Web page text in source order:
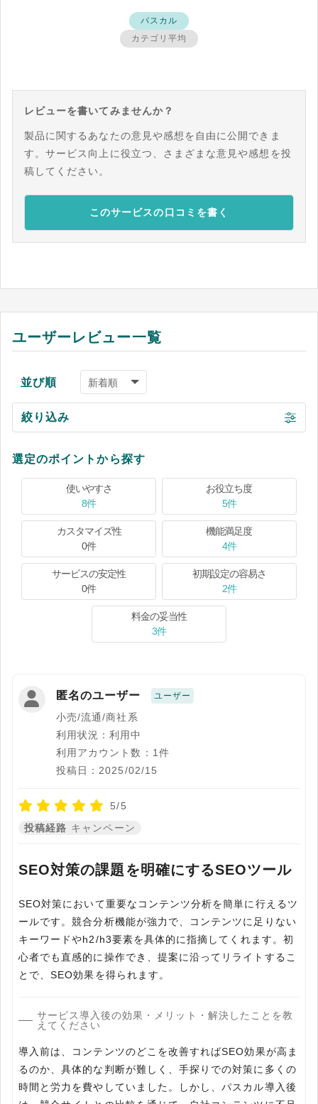
パスカル
カテゴリ平均
レビューを書いてみませんか？
製品に関するあなたの意見や感想を自由に公開できま
す。サービス向上に役立つ、さまざまな意見や感想を投
稿してください。
このサービスの口コミを書く
ユーザーレビュー一覧
並び順
絞り込み
選定のポイントから探す
使いやすさ
8件
お役立ち度
5件
カスタマイズ性
0件
機能満足度
4件
サービスの安定性
0件
初期設定の容易さ
2件
料金の妥当性
3件
匿名のユーザー ユーザー
小売/流通/商社系
利用状況：利用中
利用アカウント数：1件
投稿日：2025/02/15
5/5
投稿経路 キャンペーン
SEO対策の課題を明確にするSEOツール
SEO対策において重要なコンテンツ分析を簡単に行えるツ
ールです。競合分析機能が強力で、コンテンツに足りない
キーワードやh2/h3要素を具体的に指摘してくれます。初
心者でも直感的に操作でき、提案に沿ってリライトするこ
とで、SEO効果を得られます。
サービス導入後の効果・メリット・解決したことを教
えてください
導入前は、コンテンツのどこを改善すればSEO効果が高ま
るのか、具体的な判断が難しく、手探りでの対策に多くの
時間と労力を費やしていました。しかし、パスカル導入後